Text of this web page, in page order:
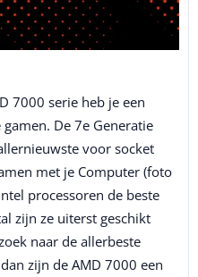
7000 serie heb je een
De 7e Generatie
voor socket
met je Computer (foto
processoren de beste
zijn ze uiterst geschikt
naar de allerbeste
zijn de AMD 7000 een